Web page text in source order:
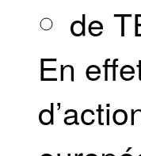
de
En